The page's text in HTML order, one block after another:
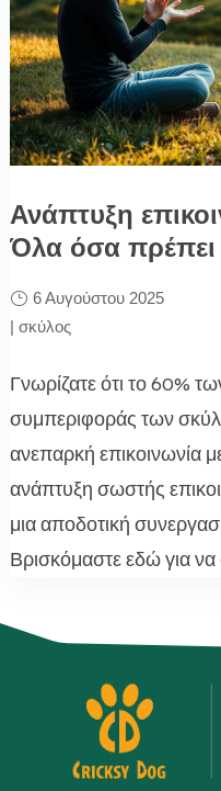
Ανάπτυξη
Όλα όσα πρέπει
6 Αυγούστου 2025
| σκύλος
Γνωρίζατε ότι το 60%
συμπεριφοράς των
ανεπαρκή επικοινωνία
ανάπτυξη σωστής
μια αποδοτική
Βρισκόμαστε εδώ για να